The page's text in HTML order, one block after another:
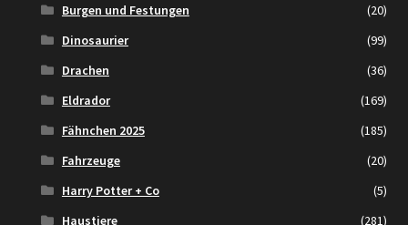
Burgen und Festungen
(20)
Dinosaurier
(99)
Drachen
(36)
Eldrador
(169)
Fähnchen 2025
(185)
Fahrzeuge
(20)
Harry Potter + Co
(5)
Haustiere
(281)